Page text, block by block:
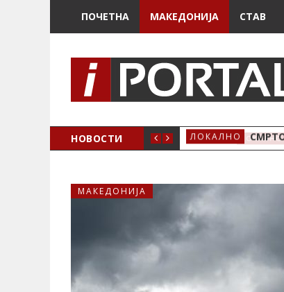
ПОЧЕТНА МАКЕДОНИЈА СТАВ
НОВОСТИ ЛОКАЛНО
МАКЕДОНИЈА